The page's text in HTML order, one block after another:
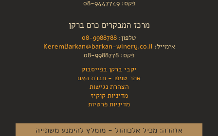
מרכז המבקרים כרם ברקן
08-9988788
KeremBarkan@barkan-winery.co.il
יקבי ברקן בפייסבוק
אתר טמפו - חברת האם
הצהרת נגישות
מדיניות קוקיז
מדיניות פרטיות
אזהרה: מכיל אלכוהול - מומלץ להימנע משתייה